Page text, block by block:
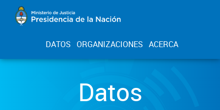
DATOS ORGANIZACIONES ACERCA
Datos